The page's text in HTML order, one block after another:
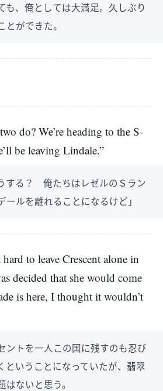
も、俺としては大満足。久しぶり
ができた。
do? We’re heading to the S-
be leaving Lindale.”
する？ 俺たちはレゼルのＳラン
ールを離れることになるけど」
to leave Crescent alone in
decided that she would come
is here, I thought it wouldn’t
ントを一人この国に残すのも忍び
ということになっていたが、翡翠
ないと思う。